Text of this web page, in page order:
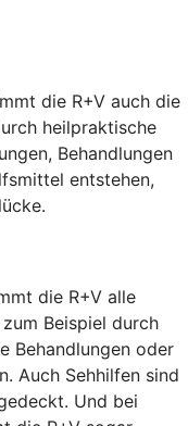
die R+V auch die
heilpraktische
Behandlungen
entstehen,
die R+V alle
Beispiel durch
Behandlungen oder
Auch Sehhilfen sind
Und bei